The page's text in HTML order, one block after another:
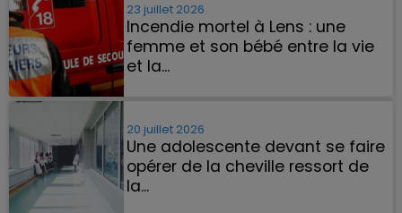
23 juillet 2026
Incendie mortel à Lens : une
femme et son bébé entre la vie
et la...
leur bébé de trois mois d'un liquide
inflammable.
20 juillet 2026
Une adolescente devant se faire
opérer de la cheville ressort de
la...